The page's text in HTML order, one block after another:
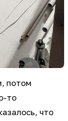
потом
то
что